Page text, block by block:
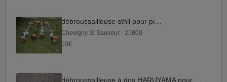
Chevigny St Sauveur - 21800
10€